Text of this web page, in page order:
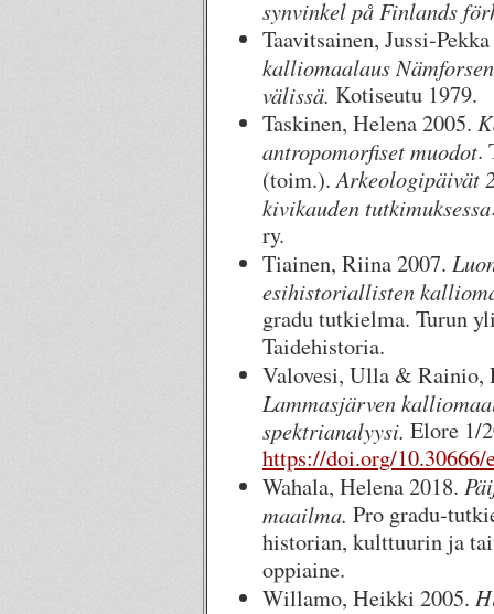
synvinkel på Finlands
Taavitsainen, Jussi-
kalliomaalaus
välissä. Kotiseutu 1979.
Taskinen, Helena 2005.
antropomorfiset muodot.
(toim.).Arkeologipäivät
kivikauden tutkimuksessa
ry.
Tiainen, Riina 2007.
esihistoriallisten
gradu tutkielma. Turun
Taidehistoria.
Valovesi, Ulla &
Lammasjärven
spektrianalyysi. Elore 1/
https://doi.org/10.30666/
Wahala, Helena 2018.
maailma. Pro gradu-
historian, kulttuurin ja
oppiaine.
Willamo, Heikki 2005.